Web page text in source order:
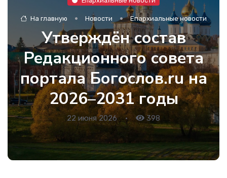
На главную Новости Епархиальные новости
Утверждён состав
Редакционного совета
портала Богослов.ru на
2026–2031 годы
22 июня 2026 • 398